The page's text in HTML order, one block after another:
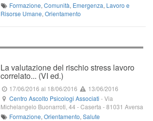
Formazione,Comunità, Emergenza, Lavoro e
Risorse Umane, Orientamento
La valutazione del rischio stress lavoro
correlato... (VI ed.)
17/06/2016 al 18/06/2016
13/06/2016
Centro Ascolto Psicologi Associati -Via
Michelangelo Buonarroti, 44 - Caserta -81031 Aversa
Formazione,Orientamento,Salute